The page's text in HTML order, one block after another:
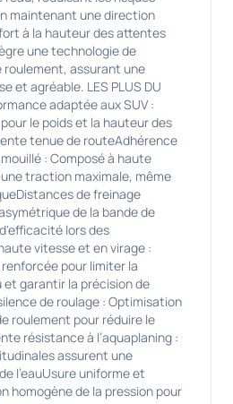
maintenant une direction
à la hauteur des attentes
une technologie de
assurant une
et agréable. LES PLUS DU
adaptée aux SUV :
le poids et la hauteur des
tenue de routeAdhérence
: Composé à haute
traction maximale, même
de freinage
de la bande de
lors des
vitesse et en virage :
pour limiter la
garantir la précision de
de roulage : Optimisation
roulement pour réduire le
résistance à l’aquaplaning :
assurent une
l’eauUsure uniforme et
homogène de la pression pour